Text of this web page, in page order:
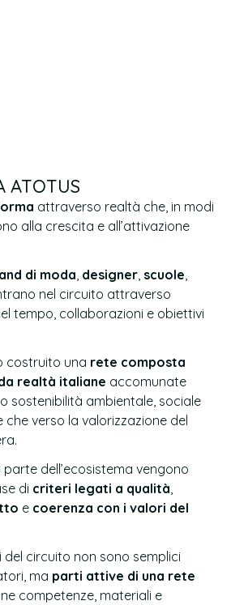
ATOTUS
attraverso realtà che, in modi
alla crescita e all’attivazione
di moda, designer, scuole,
nel circuito attraverso
tempo, collaborazioni e obiettivi
costruito una rete composta
realtà italiane accomunate
sostenibilità ambientale, sociale
verso la valorizzazione del
dell’ecosistema vengono
di criteri legati a qualità,
e coerenza con i valori del
circuito non sono semplici
ma parti attive di una rete
competenze, materiali e